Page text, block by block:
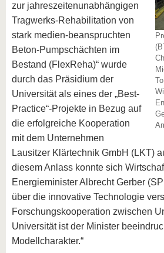
zur jahreszeitenunabhängigen
Tragwerks-Rehabilitation von
stark medien-beanspruchten
Beton-Pumpschächten im
Bestand (FlexReha)“ wurde
durch das Präsidium der
Universität als eines der „Best-
Practice“-Projekte in Bezug auf
die erfolgreiche Kooperation
mit dem Unternehmen
Lausitzer Klärtechnik GmbH (LKT)
diesem Anlass konnte sich
Energieminister Albrecht Gerber
über die innovative Technologie
Forschungskooperation zwischen
Universität ist der Minister
Modellcharakter.“